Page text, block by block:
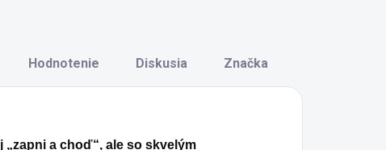
Hodnotenie Diskusia Značka
a choď“, ale so skvelým